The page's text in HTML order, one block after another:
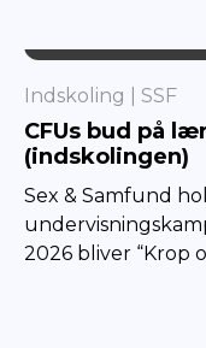
Indskoling SSF
CFUs bud på
(indskolingen)
SSF
Sex & Samfund
2026 bliver “Krop